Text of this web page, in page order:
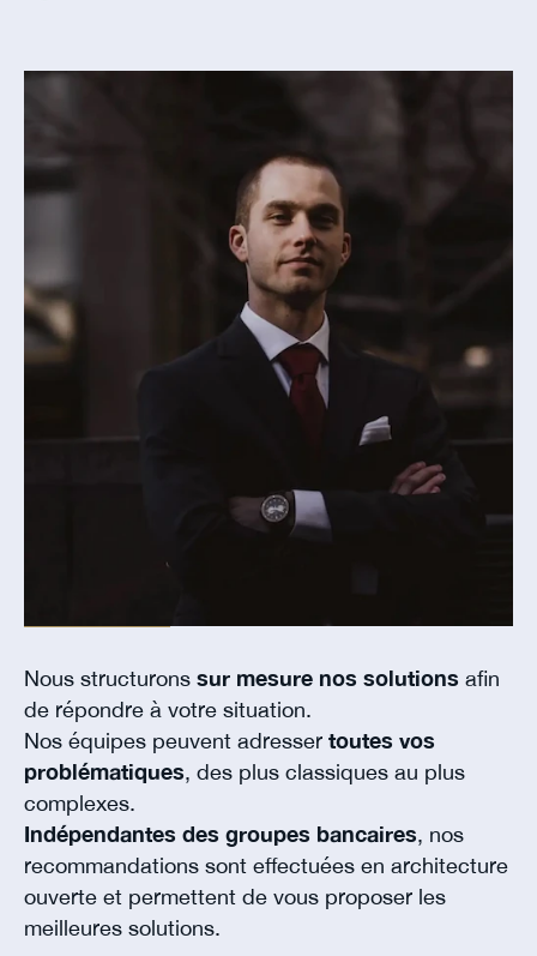
Nous structurons sur mesure nos solutions afin
de répondre à votre situation.
Nos équipes peuvent adresser toutes vos
problématiques, des plus classiques au plus
complexes.
Indépendantes des groupes bancaires, nos
recommandations sont effectuées en architecture
ouverte et permettent de vous proposer les
meilleures solutions.